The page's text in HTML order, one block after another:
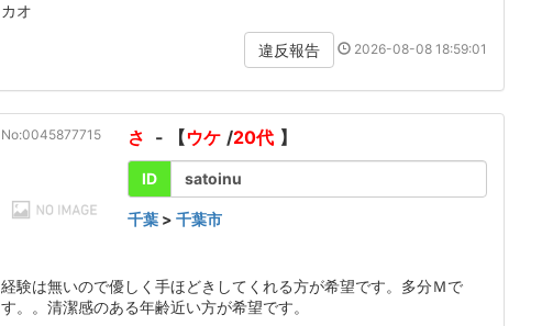
カオ
違反報告 2026-08-08 18:59:01
No:0045877715 さ - 【ウケ /20代 】
ID satoinu
千葉 > 千葉市
経験は無いので優しく手ほどきしてくれる方が希望です。多分Ｍで
す。。清潔感のある年齢近い方が希望です。